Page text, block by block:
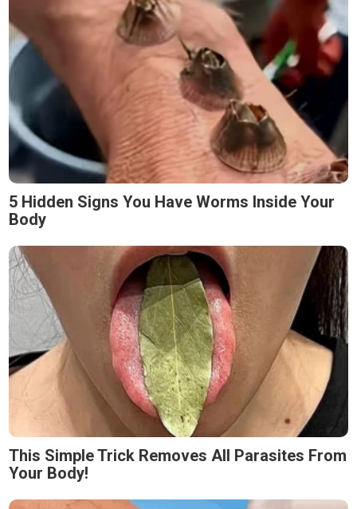
5 Hidden Signs You Have Worms Inside Your
Body
This Simple Trick Removes All Parasites From
Your Body!